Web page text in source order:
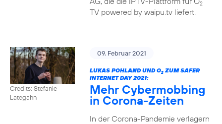
2
TV powered by waipu.tv liefert.
Credits: Stefanie
Lategahn
09. Februar 2021
LUKAS POHLAND UND O2ZUM SAFER
INTERNET DAY 2021:
Mehr Cybermobbing
in Corona-Zeiten
In der Corona-Pandemie verlagern